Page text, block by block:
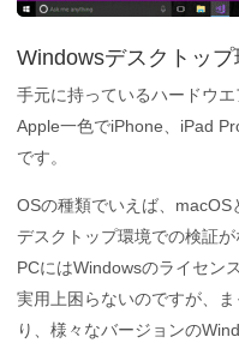
Windowsデスクトップ
手元に持っているハードウ
Apple一色でiPhone、iPad
です。
OSの種類でいえば、
デスクトップ環境での検証
PCにはWindowsのライセン
実用上困らないのですが、
り、様々なバージョンの